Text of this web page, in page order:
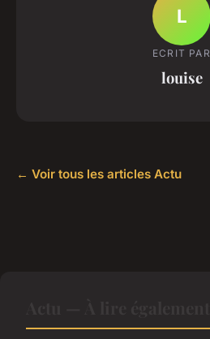
L
ECRIT PAR
louise
← Voir tous les articles Actu